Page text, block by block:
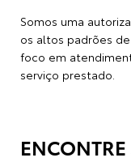
Somos uma
os altos padrões
foco em
serviço prestado.